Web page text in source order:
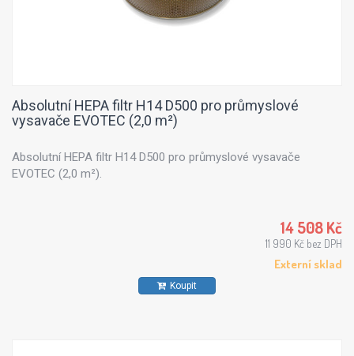
Absolutní HEPA filtr H14 D500 pro průmyslové
vysavače EVOTEC (2,0 m²)
Absolutní HEPA filtr H14 D500 pro průmyslové vysavače
EVOTEC (2,0 m²).
14 508 Kč
11 990 Kč bez DPH
Externí sklad
Koupit